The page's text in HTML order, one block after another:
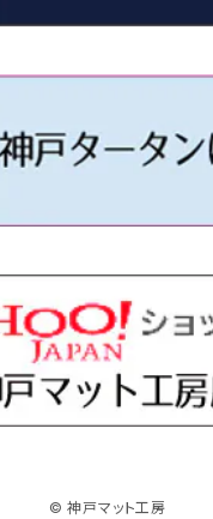
ッド
系オーバー
SK系
285
310
BL系
BT系
ゴン
系
ー
系
160S
43W
ポーツ
アカスタム/スペーシアギア
36/46S
7人乗
ロング V90系
JH3・JH4
HH5・HH6
ク
イブリッド
系
© 神戸マット工房